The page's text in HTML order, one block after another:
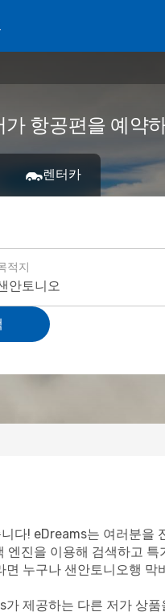
항공편을 예약
렌터카
적지
다! eDreams는 여러분
진을 이용해 검색하고
누구나 샌안토니오행
제공하는 다른 저가 상